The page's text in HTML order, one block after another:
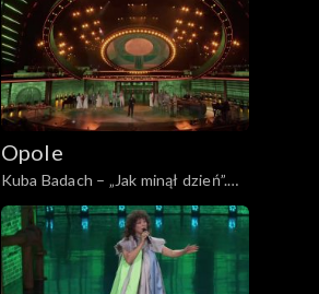
„Małe tęsknoty – koncert pamięci
Wojciecha Trzcińskiego”
Opole
Kuba Badach – „Jak minął dzień”.
62. KFPP: „Małe tęsknoty –
koncert pamięci Wojciecha
Trzcińskiego”